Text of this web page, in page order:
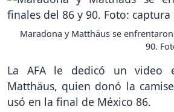
Maradona y Matthäus se
90.
La AFA le dedicó un video
Matthäus, quien donó la
usó en la final de México 86.